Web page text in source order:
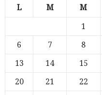
L M M
1
6
7 8
13
14 15
20
21 22